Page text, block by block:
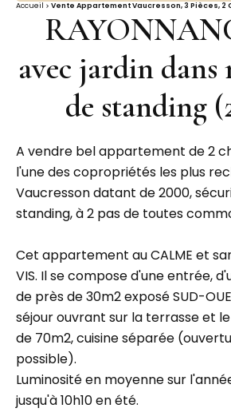
Accueil Vente Appartement Vaucresson, 3 Pièces, 2
avec jardin dans
de standing
A vendre bel appartement de 2
l'une des copropriétés les plus
Vaucresson datant de 2000,
standing, à 2 pas de toutes
Cet appartement au CALME et
VIS. Il se compose d'une entrée,
de près de 30m2 exposé SUD-
séjour ouvrant sur la terrasse et
de 70m2, cuisine séparée
possible).
Luminosité en moyenne sur
jusqu'à 10h10 en été.